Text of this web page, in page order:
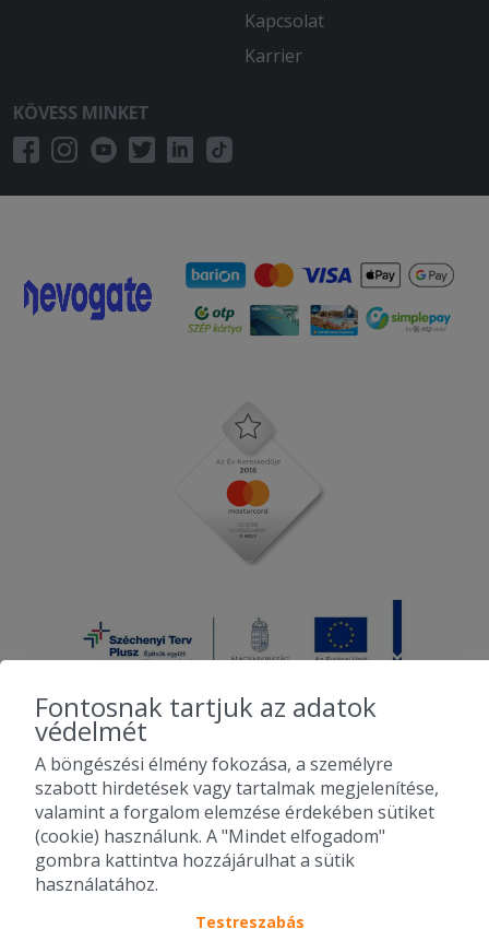
Kapcsolat
Karrier
KÖVESS MINKET
2010-2026 Copyright - Falatozz.hu - Diston-line Kft.
Pizza, gyros, hamburger, menük kedvező áron, egy helyen az összes
étterem ajánlata.
Fontosnak tartjuk az adatok
védelmét
A böngészési élmény fokozása, a személyre
szabott hirdetések vagy tartalmak megjelenítése,
valamint a forgalom elemzése érdekében sütiket
(cookie) használunk. A "Mindet elfogadom"
gombra kattintva hozzájárulhat a sütik
használatához.
Testreszabás